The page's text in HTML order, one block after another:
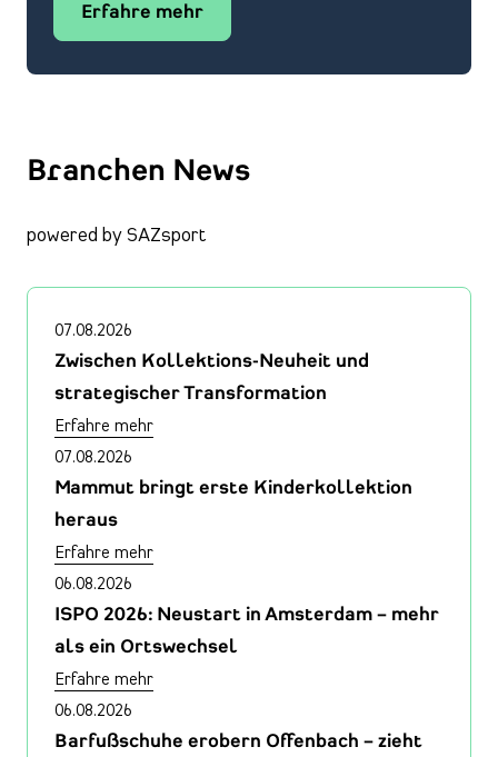
Erfahre mehr
Branchen News
powered by SAZsport
07.08.2026
Zwischen Kollektions-Neuheit und
strategischer Transformation
Erfahre mehr
07.08.2026
Mammut bringt erste Kinderkollektion
heraus
Erfahre mehr
06.08.2026
ISPO 2026: Neustart in Amsterdam – mehr
als ein Ortswechsel
Erfahre mehr
06.08.2026
Barfußschuhe erobern Offenbach – zieht